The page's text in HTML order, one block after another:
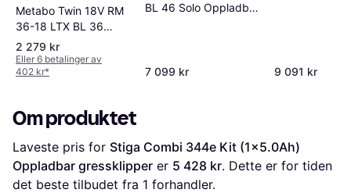
Metabo Twin 18V RM
36-18 LTX BL 36
Brushless Lawn
Mower Body Only
Oppladbar
2 279 kr
Eller 6 betalinger av
402 kr*
BL 46 Solo Oppladbar
7 099 kr 9 091 kr
Om produktet
Laveste pris for Stiga Combi 344e Kit (1x5.0Ah)
Oppladbar gressklipper er 5 428 kr. Dette er for tiden
det beste tilbudet fra 1 forhandler.